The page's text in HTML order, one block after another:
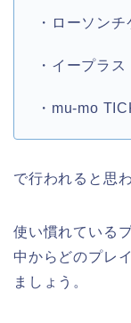
・ローソンチ
・イープラス
・mu-mo
で行われると思
使い慣れている
中からどのプレ
ましょう。